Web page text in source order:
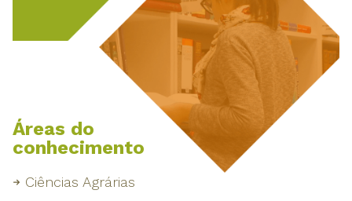
Áreas do
conhecimento
Ciências Agrárias